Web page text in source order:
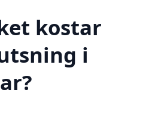
kostar
i